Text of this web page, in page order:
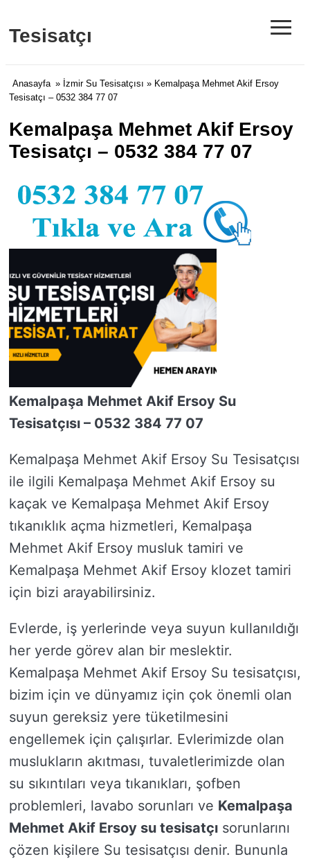
Tesisatçı ≡
Anasayfa » İzmir Su Tesisatçısı » Kemalpaşa Mehmet Akif Ersoy
Tesisatçı – 0532 384 77 07
Kemalpaşa Mehmet Akif Ersoy
Tesisatçı – 0532 384 77 07
Kemalpaşa Mehmet Akif Ersoy Su
Tesisatçısı – 0532 384 77 07
Kemalpaşa Mehmet Akif Ersoy Su Tesisatçısı
ile ilgili Kemalpaşa Mehmet Akif Ersoy su
kaçak ve Kemalpaşa Mehmet Akif Ersoy
tıkanıklık açma hizmetleri, Kemalpaşa
Mehmet Akif Ersoy musluk tamiri ve
Kemalpaşa Mehmet Akif Ersoy klozet tamiri
için bizi arayabilirsiniz.
Evlerde, iş yerlerinde veya suyun kullanıldığı
her yerde görev alan bir meslektir.
Kemalpaşa Mehmet Akif Ersoy Su tesisatçısı,
bizim için ve dünyamız için çok önemli olan
suyun gereksiz yere tüketilmesini
engellemek için çalışırlar. Evlerimizde olan
muslukların akıtması, tuvaletlerimizde olan
su sıkıntıları veya tıkanıkları, şofben
problemleri, lavabo sorunları ve Kemalpaşa
Mehmet Akif Ersoy su tesisatçı sorunlarını
çözen kişilere Su tesisatçısı denir. Bununla